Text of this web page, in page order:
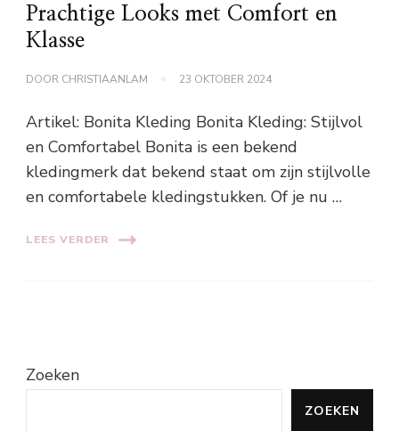
Prachtige Looks met Comfort en
Klasse
DOOR CHRISTIAANLAM 23 OKTOBER 2024
Artikel: Bonita Kleding Bonita Kleding: Stijlvol
en Comfortabel Bonita is een bekend
kledingmerk dat bekend staat om zijn stijlvolle
en comfortabele kledingstukken. Of je nu …
LEES VERDER
Zoeken
ZOEKEN